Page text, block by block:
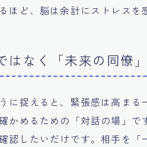
ほど、脳は余計にストレスを
なく「未来の同僚」
に捉えると、緊張感は高ま
かめるための「対話の場」
認したいだけです。相手を